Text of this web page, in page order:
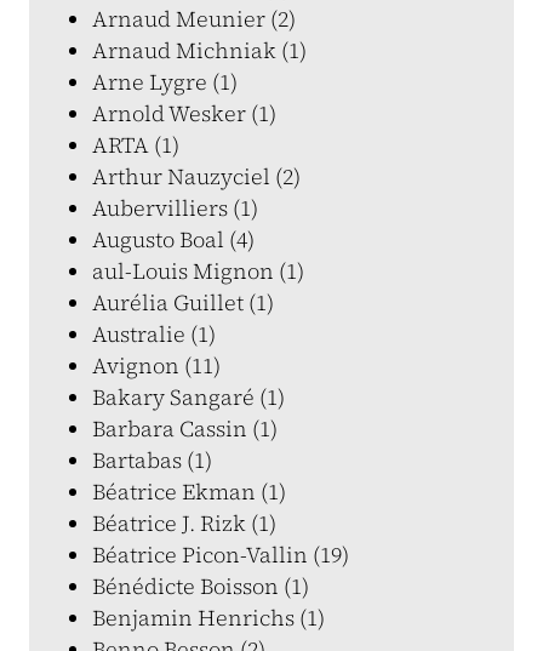
Arnaud Meunier (2)
Arnaud Michniak (1)
Arne Lygre (1)
Arnold Wesker (1)
ARTA (1)
Arthur Nauzyciel (2)
Aubervilliers (1)
Augusto Boal (4)
aul-Louis Mignon (1)
Aurélia Guillet (1)
Australie (1)
Avignon (11)
Bakary Sangaré (1)
Barbara Cassin (1)
Bartabas (1)
Béatrice Ekman (1)
Béatrice J. Rizk (1)
Béatrice Picon-Vallin (19)
Bénédicte Boisson (1)
Benjamin Henrichs (1)